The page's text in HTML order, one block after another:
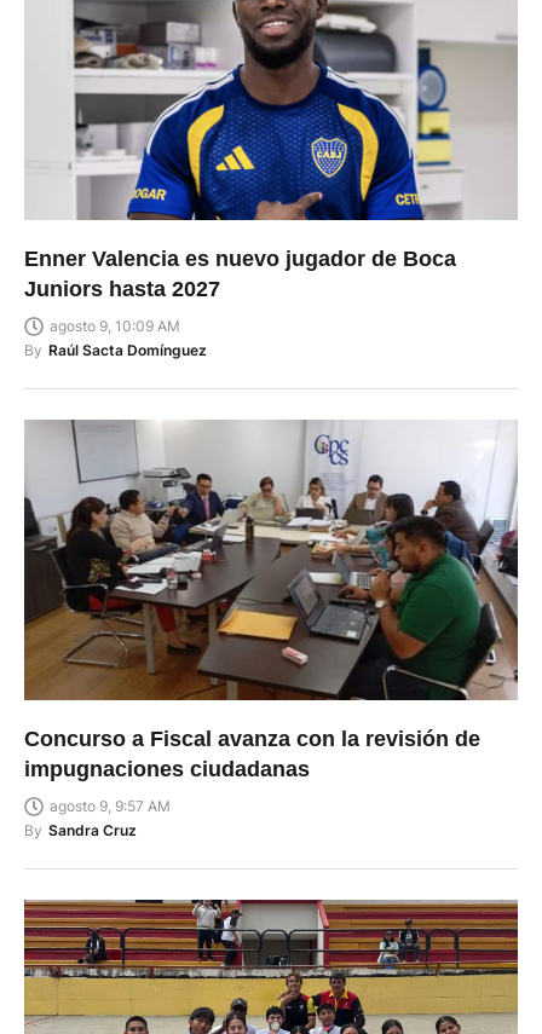
Enner Valencia es nuevo jugador de Boca
Juniors hasta 2027
agosto 9, 10:09 AM
By Raúl Sacta Domínguez
Concurso a Fiscal avanza con la revisión de
impugnaciones ciudadanas
agosto 9, 9:57 AM
By Sandra Cruz